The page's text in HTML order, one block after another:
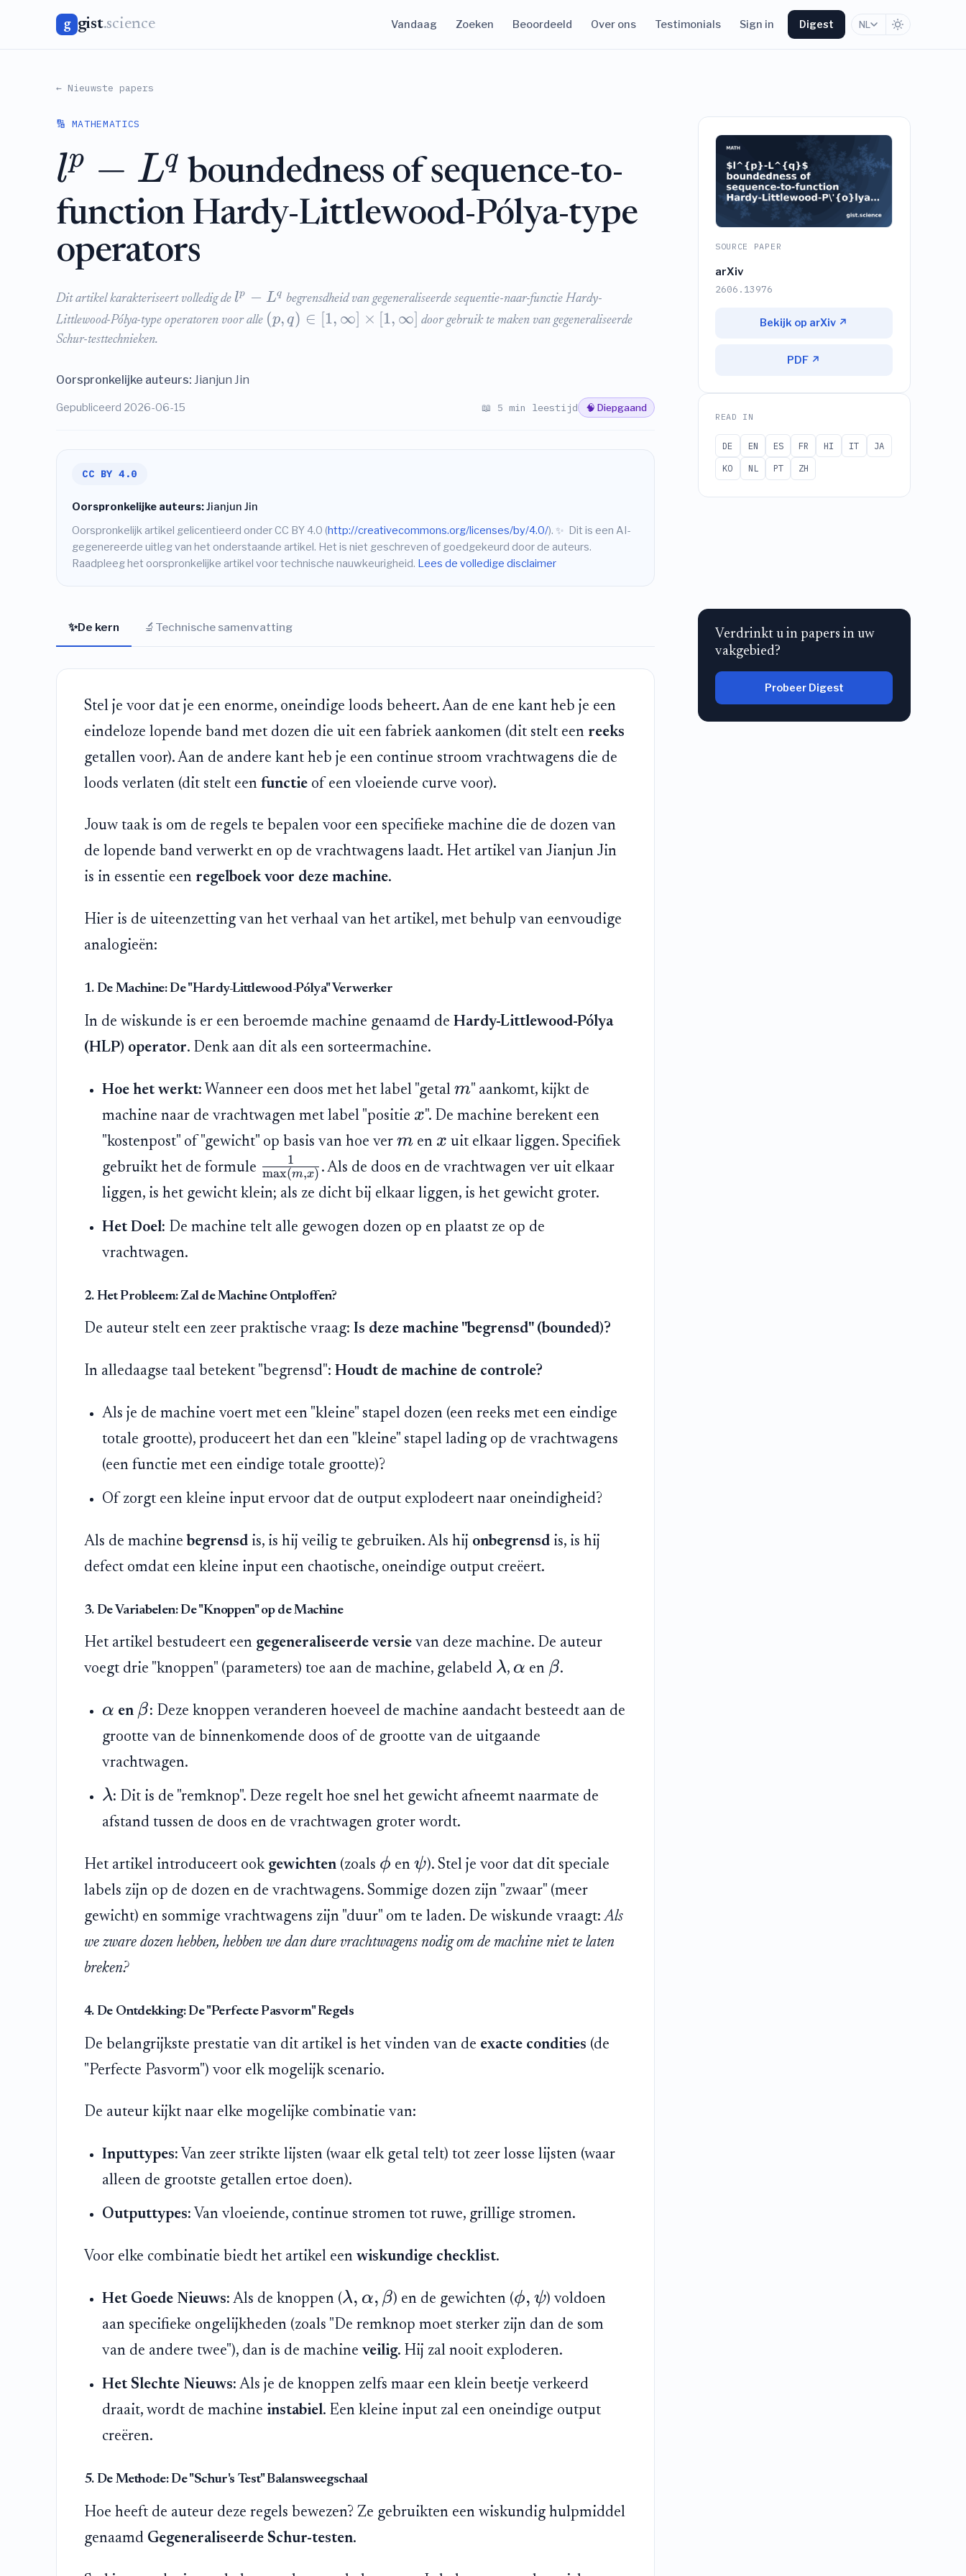
g gist.science Vandaag Zoeken Beoordeeld Over ons Testimonials Sign in Digest NL
← Nieuwste papers
🔢 MATHEMATICS
lp − Lq boundedness of sequence-to-
function Hardy-Littlewood-Pólya-type
operators
Dit artikel karakteriseert volledig de lp − Lq begrensdheid van gegeneraliseerde sequentie-naar-functie Hardy-
Littlewood-Pólya-type operatoren voor alle (p,q) ∈ [1, ∞] × [1, ∞] door gebruik te maken van gegeneraliseerde
Schur-testtechnieken.
Oorspronkelijke auteurs: Jianjun Jin
Gepubliceerd 2026-06-15 📖 5 min leestijd 🧠 Diepgaand
CC BY 4.0
Oorspronkelijke auteurs:Jianjun Jin
Oorspronkelijk artikel gelicentieerd onder CC BY 4.0 (http://creativecommons.org/licenses/by/4.0/). ✨ Dit is een AI-
gegenereerde uitleg van het onderstaande artikel. Het is niet geschreven of goedgekeurd door de auteurs.
Raadpleeg het oorspronkelijke artikel voor technische nauwkeurigheid. Lees de volledige disclaimer
✨De kern 🔬 Technische samenvatting
Stel je voor dat je een enorme, oneindige loods beheert. Aan de ene kant heb je een
eindeloze lopende band met dozen die uit een fabriek aankomen (dit stelt een reeks
getallen voor). Aan de andere kant heb je een continue stroom vrachtwagens die de
loods verlaten (dit stelt een functieof een vloeiende curve voor).
Jouw taak is om de regels te bepalen voor een specifieke machine die de dozen van
de lopende band verwerkt en op de vrachtwagens laadt. Het artikel van Jianjun Jin
is in essentie een regelboek voor deze machine.
Hier is de uiteenzetting van het verhaal van het artikel, met behulp van eenvoudige
analogieën:
1. De Machine: De "Hardy-Littlewood-Pólya" Verwerker
In de wiskunde is er een beroemde machine genaamd de Hardy-Littlewood-Pólya
(HLP) operator. Denk aan dit als een sorteermachine.
Hoe het werkt: Wanneer een doos met het label "getalm" aankomt, kijkt de
machine naar de vrachtwagen met label "positie x". De machine berekent een
"kostenpost" of "gewicht" op basis van hoe verm en x uit elkaar liggen. Specifiek
gebruikt het de formule max(m,x)
1
. Als de doos en de vrachtwagen ver uit elkaar
liggen, is het gewicht klein; als ze dicht bij elkaar liggen, is het gewicht groter.
Het Doel: De machine telt alle gewogen dozen op en plaatst ze op de
vrachtwagen.
2. Het Probleem: Zal de Machine Ontploffen?
De auteur stelt een zeer praktische vraag: Is deze machine "begrensd" (bounded)?
In alledaagse taal betekent "begrensd": Houdt de machine de controle?
Als je de machine voert met een "kleine" stapel dozen (een reeks met een eindige
totale grootte), produceert het dan een "kleine" stapel lading op de vrachtwagens
(een functie met een eindige totale grootte)?
Of zorgt een kleine input ervoor dat de output explodeert naar oneindigheid?
Als de machine begrensdis, is hij veilig te gebruiken. Als hij onbegrensdis, is hij
defect omdat een kleine input een chaotische, oneindige output creëert.
3. De Variabelen: De "Knoppen" op de Machine
Het artikel bestudeert een gegeneraliseerde versievan deze machine. De auteur
voegt drie "knoppen" (parameters) toe aan de machine, gelabeld λ, α en β.
α en β: Deze knoppen veranderen hoeveel de machine aandacht besteedt aan de
grootte van de binnenkomende doos of de grootte van de uitgaande
vrachtwagen.
λ: Dit is de "remknop". Deze regelt hoe snel het gewicht afneemt naarmate de
afstand tussen de doos en de vrachtwagen groter wordt.
Het artikel introduceert ook gewichten(zoals ϕ en ψ). Stel je voor dat dit speciale
labels zijn op de dozen en de vrachtwagens. Sommige dozen zijn "zwaar" (meer
gewicht) en sommige vrachtwagens zijn "duur" om te laden. De wiskunde vraagt:Als
we zware dozen hebben, hebben we dan dure vrachtwagens nodig om de machine niet te laten
breken?
4. De Ontdekking: De "Perfecte Pasvorm" Regels
De belangrijkste prestatie van dit artikel is het vinden van de exacte condities (de
"Perfecte Pasvorm") voor elk mogelijk scenario.
De auteur kijkt naar elke mogelijke combinatie van:
Inputtypes: Van zeer strikte lijsten (waar elk getal telt) tot zeer losse lijsten (waar
alleen de grootste getallen ertoe doen).
Outputtypes: Van vloeiende, continue stromen tot ruwe, grillige stromen.
Voor elke combinatie biedt het artikel een wiskundige checklist.
Het Goede Nieuws: Als de knoppen (λ, α, β) en de gewichten (ϕ, ψ) voldoen
aan specifieke ongelijkheden (zoals "De remknop moet sterker zijn dan de som
van de andere twee"), dan is de machineveilig. Hij zal nooit exploderen.
Het Slechte Nieuws: Als je de knoppen zelfs maar een klein beetje verkeerd
draait, wordt de machine instabiel. Een kleine input zal een oneindige output
creëren.
5. De Methode: De "Schur's Test" Balansweegschaal
Hoe heeft de auteur deze regels bewezen? Ze gebruikten een wiskundig hulpmiddel
genaamd Gegeneraliseerde Schur-testen.
SOURCE PAPER
arXiv
2606.13976
Bekijk op arXiv ↗
PDF ↗
READ IN
DE EN ES FR HI IT
JA
KO
NL PT ZH
Verdrinkt u in papers in uw
vakgebied?
Probeer Digest